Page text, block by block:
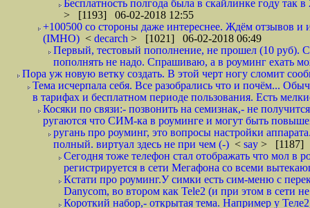
Бесплатность полгода была в скайлинке году
> [1193] 06-02-2018 12:55
+100500 со стороны даже интереснее. Ждём отзывов и
(IMHO) < decarch > [1021] 06-02-2018 06:49
Первый, тестовый пополнение, не прошел (10 руб).
пополнять не надо. Спрашиваю, а в роуминг ехать
Пора уж новую ветку создать. В этой черт ногу сломит
Тема исчерпала себя. Все разобрались что и почём...
в тарифах и бесплатном периоде пользования. Есть
Косяки по связи:- позвонить на семизнак,- не
ругаются что СИМ-ка в роуминге и могут быть
ругань про роуминг, это вопросы настройки
полный. виртуал здесь не при чем (-) < say > [1187]
Сегодня тоже телефон стал отображать что мол в
регистрируется в сети Мегафона со всеми
Кстати про роуминг.У симки есть сим-меню с
Danycom, во втором как Tele2 (и при этом в сети
Короткий набор,- открытая тема. Например у